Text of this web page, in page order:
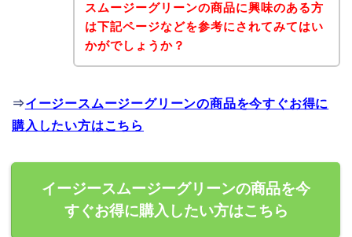
スムージーグリーンの商品に興味のある方
は下記ページなどを参考にされてみてはい
かがでしょうか？
⇒イージースムージーグリーンの商品を今すぐお得に
購入したい方はこちら
イージースムージーグリーンの商品を今
すぐお得に購入したい方はこちら